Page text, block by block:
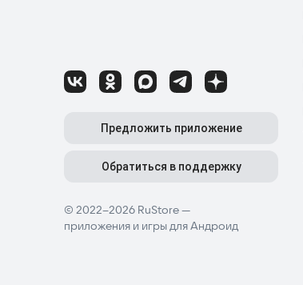
© 2022–2026 RuStore —
приложения и игры для Андроид
Предложить приложение
Обратиться в поддержку